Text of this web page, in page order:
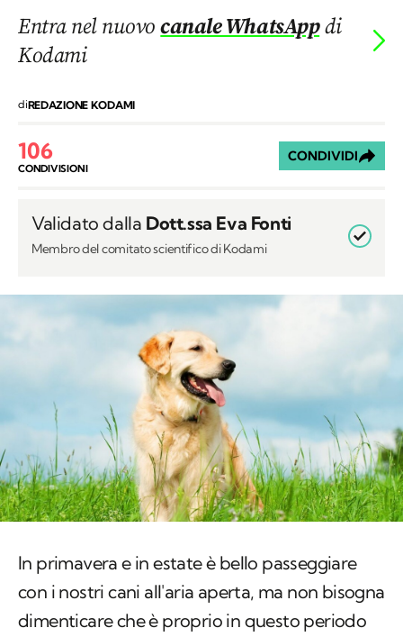
Entra nel nuovocanale WhatsAppdi
Kodami
diREDAZIONE KODAMI
106
CONDIVISIONI
CONDIVIDI
Validato dalla Dott.ssa Eva Fonti
Membro del comitato scientifico di Kodami
In primavera e in estate è bello passeggiare
con i nostri cani all'aria aperta, ma non bisogna
dimenticare che è proprio in questo periodo